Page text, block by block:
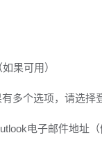
果可用）
多个选项，请选择
电子邮件地址（